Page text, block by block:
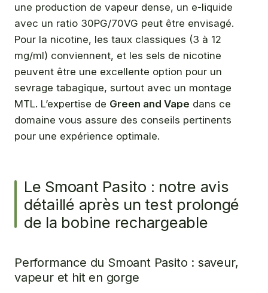
une production de vapeur dense, un e-liquide
avec un ratio 30PG/70VG peut être envisagé.
Pour la nicotine, les taux classiques (3 à 12
mg/ml) conviennent, et les sels de nicotine
peuvent être une excellente option pour un
sevrage tabagique, surtout avec un montage
MTL. L’expertise de Green and Vape dans ce
domaine vous assure des conseils pertinents
pour une expérience optimale.
Le Smoant Pasito : notre avis
détaillé après un test prolongé
de la bobine rechargeable
Performance du Smoant Pasito : saveur,
vapeur et hit en gorge